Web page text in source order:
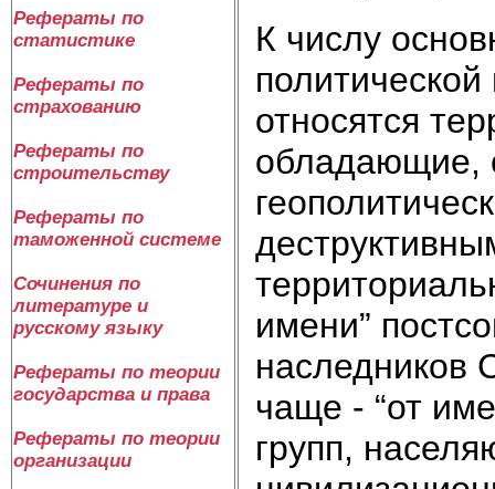
Рефераты по
статистике
Рефераты по
страхованию
Рефераты по
строительству
Рефераты по
таможенной системе
Сочинения по
литературе и
русскому языку
Рефераты по теории
государства и права
Рефераты по теории
организации
К числу
относятся
обладающие,
имени”
наследников
чаще - “от
групп,